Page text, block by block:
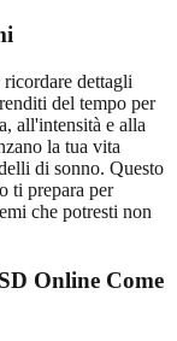
dettagli
del tempo per
all'intensità e alla
la tua vita
di sonno. Questo
ti prepara per
che potresti non
Online Come